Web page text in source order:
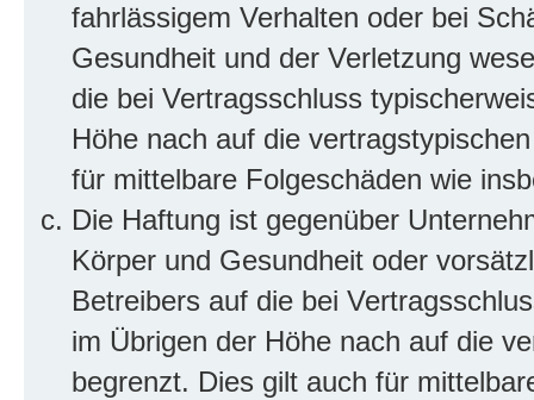
fahrlässigem Verhalten oder bei
Gesundheit und der Verletzung
die bei Vertragsschluss
Höhe nach auf die
für mittelbare Folgeschäden wie
Die Haftung ist gegenüber
Körper und Gesundheit oder
Betreibers auf die bei
im Übrigen der Höhe nach auf die
begrenzt. Dies gilt auch für